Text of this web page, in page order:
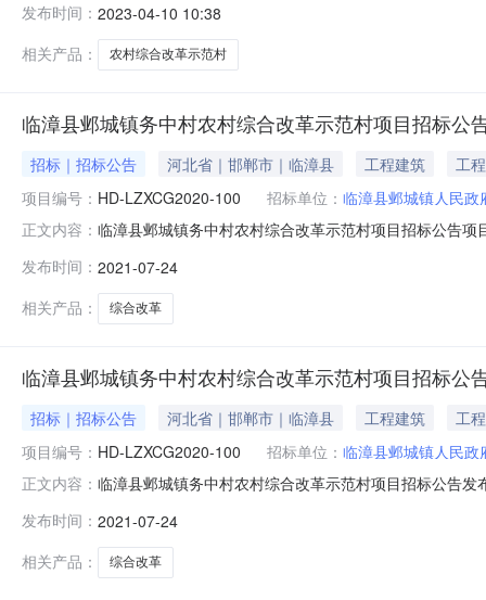
改革示范村工程297.02023年04月本次公开的采购意向
县邺城
发布时间： 2023-04-10 10:38
相关产品：
农村综合改革示范村
临漳县邺城镇务中村农村综合改革示范村项目招标公
招标｜招标公告 河北省｜邯郸市｜临漳县 工程建筑
工程
项目编号： HD-LZXCG2020-100 招标单位： 临漳县邺城镇人民政
正文内容： 临漳县邺城镇务中村农村综合改革示范村项目招标公告
标预算金额：2862353.30元最高限价：2862353.30元采
发布时间： 2021-07-24
相关产品：
综合改革
临漳县邺城镇务中村农村综合改革示范村项目招标公
招标｜招标公告 河北省｜邯郸市｜临漳县 工程建筑
工程
项目编号： HD-LZXCG2020-100 招标单位： 临漳县邺城镇人民政
正文内容： 临漳县邺城镇务中村农村综合改革示范村项目招标公告
文件本项目是否接受联合体投标：否二、申请人的资格
发布时间： 2021-07-24
相关产品：
综合改革